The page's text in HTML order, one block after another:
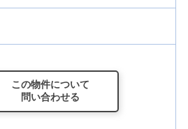
この物件について
問い合わせる